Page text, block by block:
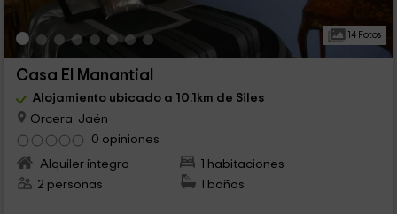
14 Fotos
Casa El Manantial
Alojamiento ubicado a 10.1km de Siles
Orcera, Jaén
0 opiniones
Alquiler íntegro
1 habitaciones
2 personas
1 baños